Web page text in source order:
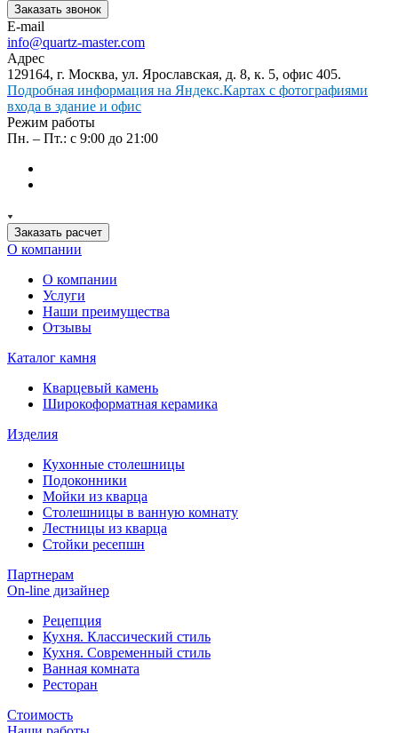
Заказать звонок
E-mail
info@quartz-master.com
Адрес
129164, г. Москва, ул. Ярославская, д. 8, к. 5, офис 405.
Подробная информация на Яндекс.Картах с фотографиями
входа в здание и офис
Режим работы
Пн. – Пт.: с 9:00 до 21:00
Заказать расчет
О компании
О компании
Услуги
Наши преимущества
Отзывы
Каталог камня
Кварцевый камень
Широкоформатная керамика
Изделия
Кухонные столешницы
Подоконники
Мойки из кварца
Столешницы в ванную комнату
Лестницы из кварца
Стойки ресепшн
Партнерам
On-line дизайнер
Рецепция
Кухня. Классический стиль
Кухня. Современный стиль
Ванная комната
Ресторан
Стоимость